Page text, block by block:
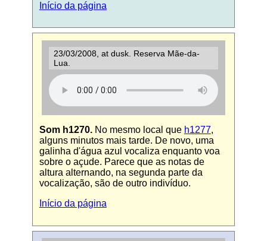
Início da página
23/03/2008, at dusk. Reserva Mãe-da-
Lua.
Som h1270.No mesmo local que h1277,
alguns minutos mais tarde. De novo, uma
galinha d'água azul vocaliza enquanto voa
sobre o açude. Parece que as notas de
altura alternando, na segunda parte da
vocalização, são de outro indivíduo.
Início da página